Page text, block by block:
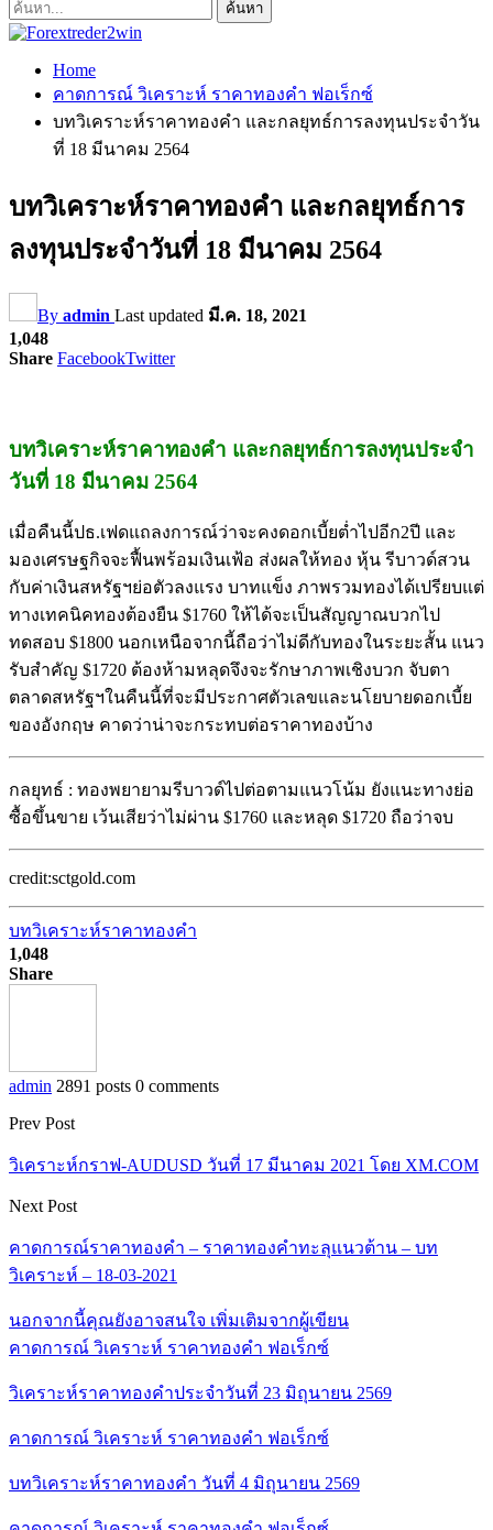
Home
คาดการณ์ วิเคราะห์ ราคาทองคำ ฟอเร็กซ์
บทวิเคราะห์ราคาทองคำ และกลยุทธ์การลงทุนประจำวัน
ที่ 18 มีนาคม 2564
บทวิเคราะห์ราคาทองคำ และกลยุทธ์การ
ลงทุนประจำวันที่ 18 มีนาคม 2564
By admin Last updated มี.ค. 18, 2021
1,048
Share FacebookTwitter
บทวิเคราะห์ราคาทองคำ และกลยุทธ์การลงทุนประจำ
วันที่ 18 มีนาคม 2564
เมื่อคืนนี้ปธ.เฟดแถลงการณ์ว่าจะคงดอกเบี้ยต่ำไปอีก2ปี และ
มองเศรษฐกิจจะฟื้นพร้อมเงินเฟ้อ ส่งผลให้ทอง หุ้น รีบาวด์สวน
กับค่าเงินสหรัฐฯย่อตัวลงแรง บาทแข็ง ภาพรวมทองได้เปรียบแต่
ทางเทคนิคทองต้องยืน $1760 ให้ได้จะเป็นสัญญาณบวกไป
ทดสอบ $1800 นอกเหนือจากนี้ถือว่าไม่ดีกับทองในระยะสั้น แนว
รับสำคัญ $1720 ต้องห้ามหลุดจึงจะรักษาภาพเชิงบวก จับตา
ตลาดสหรัฐฯในคืนนี้ที่จะมีประกาศตัวเลขและนโยบายดอกเบี้ย
ของอังกฤษ คาดว่าน่าจะกระทบต่อราคาทองบ้าง
กลยุทธ์ : ทองพยายามรีบาวด์ไปต่อตามแนวโน้ม ยังแนะทางย่อ
ซื้อขึ้นขาย เว้นเสียว่าไม่ผ่าน $1760 และหลุด $1720 ถือว่าจบ
credit:sctgold.com
บทวิเคราะห์ราคาทองคำ
1,048
Share
admin 2891 posts 0 comments
Prev Post
วิเคราะห์กราฟ-AUDUSD วันที่ 17 มีนาคม 2021 โดย XM.COM
Next Post
คาดการณ์ราคาทองคำ – ราคาทองคำทะลุแนวต้าน – บท
วิเคราะห์ – 18-03-2021
นอกจากนี้คุณยังอาจสนใจ เพิ่มเติมจากผู้เขียน
คาดการณ์ วิเคราะห์ ราคาทองคำ ฟอเร็กซ์
วิเคราะห์ราคาทองคำประจำวันที่ 23 มิถุนายน 2569
คาดการณ์ วิเคราะห์ ราคาทองคำ ฟอเร็กซ์
บทวิเคราะห์ราคาทองคำ วันที่ 4 มิถุนายน 2569